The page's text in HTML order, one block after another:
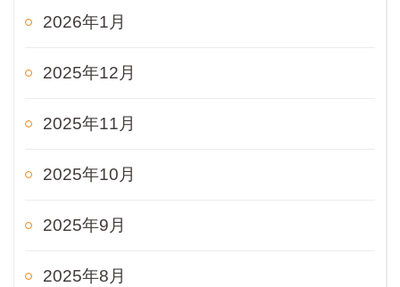
2026年1月
2025年12月
2025年11月
2025年10月
2025年9月
2025年8月